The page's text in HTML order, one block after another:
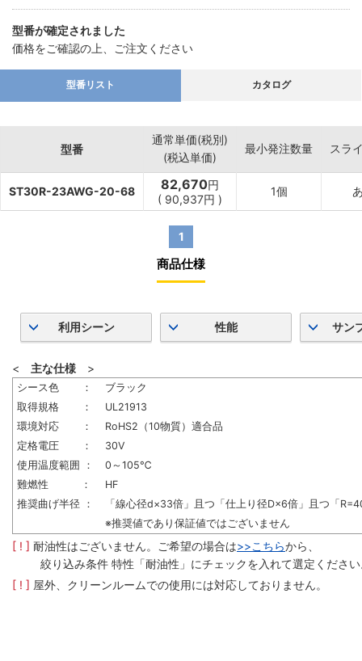
型番が確定されました
価格をご確認の上、ご注文ください
型番リスト カタログ
型番
通常単価(税別)
(税込単価)
最小発注数量 スラ
ST30R-23AWG-20-68 82,670円
( 90,937円 )
1個
1
商品仕様
利用シーン 性能 サン
< 主な仕様 >
シース色 ：
ブラック
取得規格 ：
UL21913
環境対応 ：
RoHS2（10物質）適合品
定格電圧 ：
30V
使用温度範囲 ：
0～105℃
難燃性 ：
HF
推奨曲げ半径 ：
「線心径d×33倍」且つ「仕上り径D×6倍」且つ「
※推奨値であり保証値ではございません
[ ! ] 耐油性はございません。ご希望の場合は>>こちらから、
絞り込み条件 特性「耐油性」にチェックを入れて選定くださ
[ ! ] 屋外、クリーンルームでの使用には対応しておりません。